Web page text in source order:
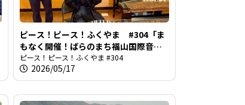
ピース！ピース！ふくやま #304「ま
もなく開催！ばらのまち福山国際音楽
祭」
ピース！ピース！ふくやま #304
2026/05/17